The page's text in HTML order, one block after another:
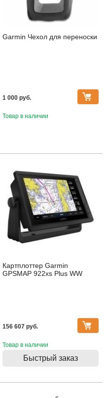
Garmin Чехол для переноски
1 000 pуб.
Товар в наличии
Картплоттер Garmin
GPSMAP 922xs Plus WW
156 607 pуб.
Товар в наличии
Быстрый заказ